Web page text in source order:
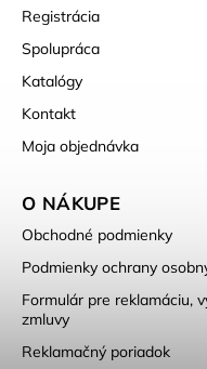
Registrácia
Spolupráca
Katalógy
Kontakt
Moja objednávka
O NÁKUPE
Obchodné podmienky
Podmienky ochrany
Formulár pre reklamáciu,
zmluvy
Reklamačný poriadok